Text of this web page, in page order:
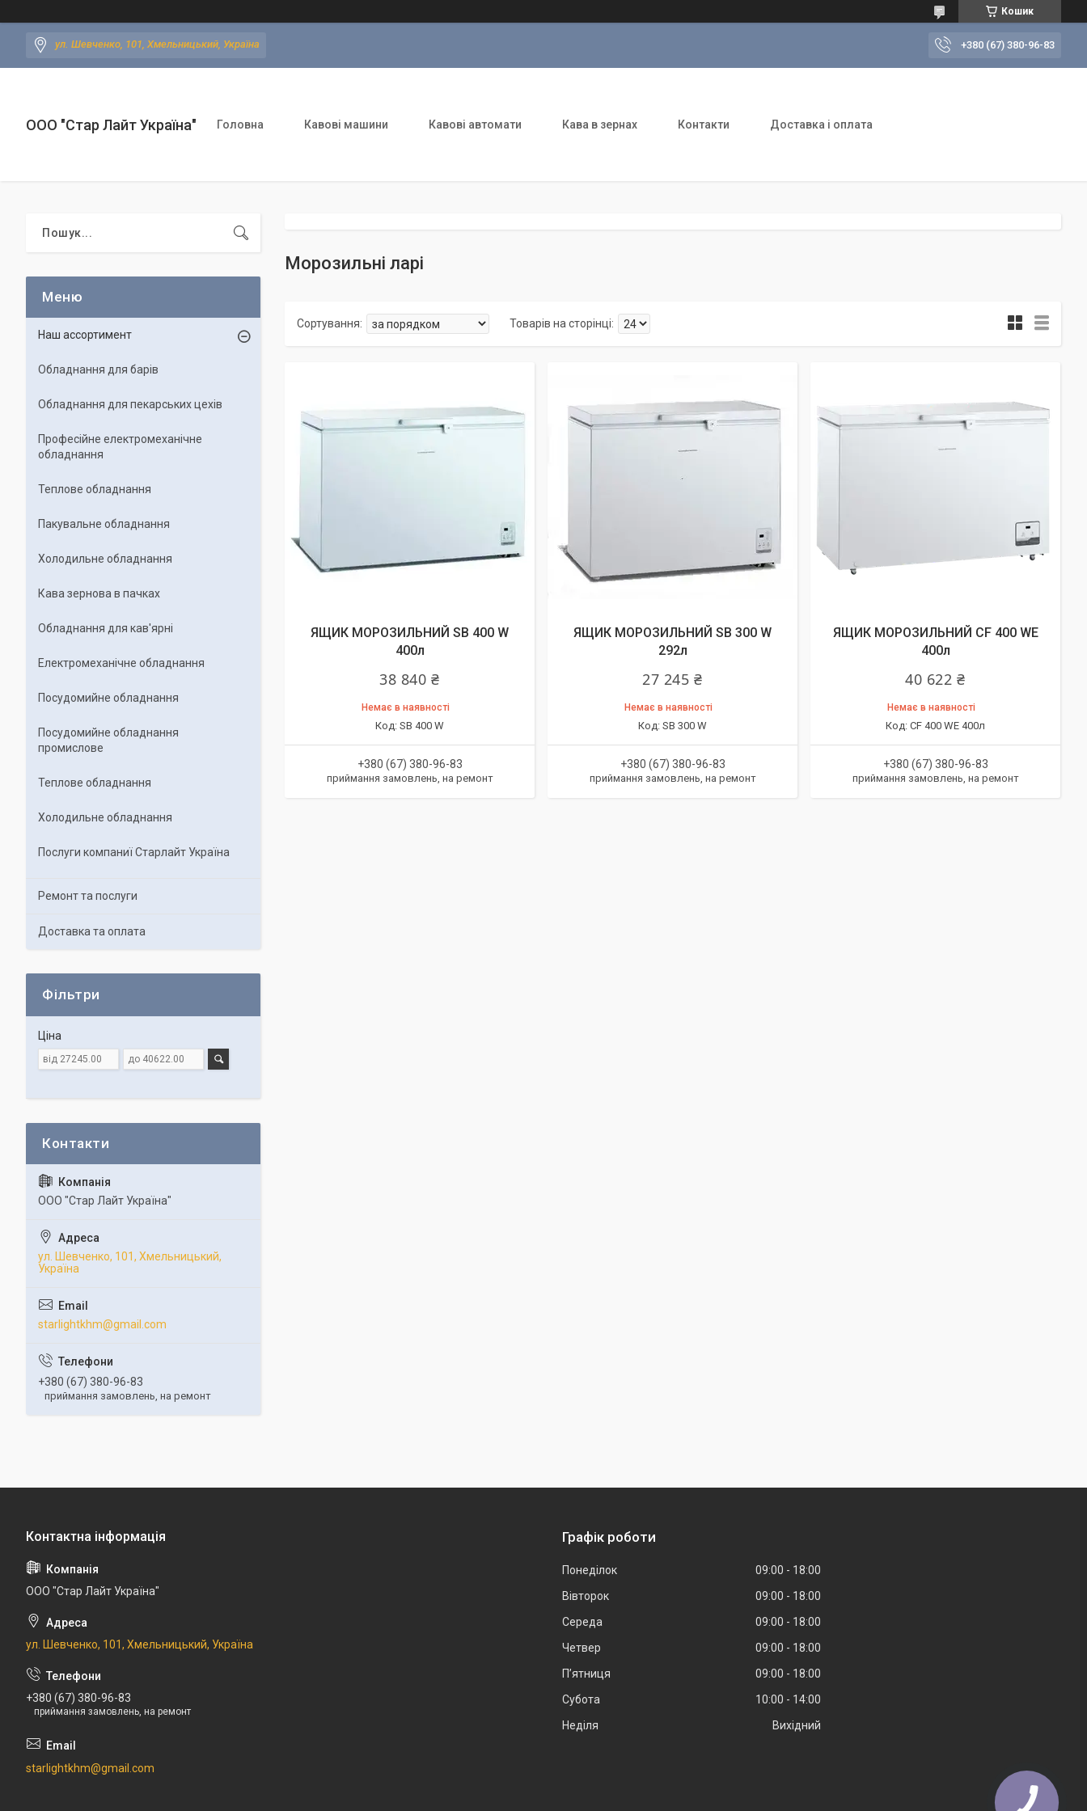
Кошик
ул. Шевченко, 101, Хмельницький, Україна +380 (67) 380-96-83
ООО "Стар Лайт Україна" Головна Кавові машини Кавові автомати Кава в зернах Контакти Доставка і оплата
Морозильні ларі
ЯЩИК МОРОЗИЛЬНИЙ SB 400 W
400л
38 840 ₴
Немає в наявності
SB 400 W
+380 (67) 380-96-83
приймання замовлень, на ремонт
ЯЩИК МОРОЗИЛЬНИЙ SB 300 W
292л
27 245 ₴
Немає в наявності
SB 300 W
+380 (67) 380-96-83
приймання замовлень, на ремонт
ЯЩИК МОРОЗИЛЬНИЙ CF 400 WE
400л
40 622 ₴
Немає в наявності
CF 400 WE 400л
+380 (67) 380-96-83
приймання замовлень, на ремонт
Наш ассортимент
Обладнання для барів
Обладнання для пекарських цехiв
Професійне електромеханічне
обладнання
Теплове обладнання
Пакувальне обладнання
Холодильне обладнання
Кава зернова в пачках
Обладнання для кав'ярні
Електромеханічне обладнання
Посудомийне обладнання
Посудомийне обладнання
промислове
Теплове обладнання
Холодильне обладнання
Послуги компаниї Старлайт Україна
Ремонт та послуги
Доставка та оплата
Фільтри
Ціна
ООО "Стар Лайт Україна"
ул. Шевченко, 101, Хмельницький,
Україна
starlightkhm@gmail.com
+380 (67) 380-96-83
приймання замовлень, на ремонт
ООО "Стар Лайт Україна"
ул. Шевченко, 101, Хмельницький, Україна
+380 (67) 380-96-83
приймання замовлень, на ремонт
starlightkhm@gmail.com
Графік роботи
Понеділок 09:00
18:00
Вівторок
09:00
18:00
Середа
09:00
18:00
Четвер
09:00
18:00
Пʼятниця
09:00
18:00
Субота
10:00
14:00
Неділя
Вихідний